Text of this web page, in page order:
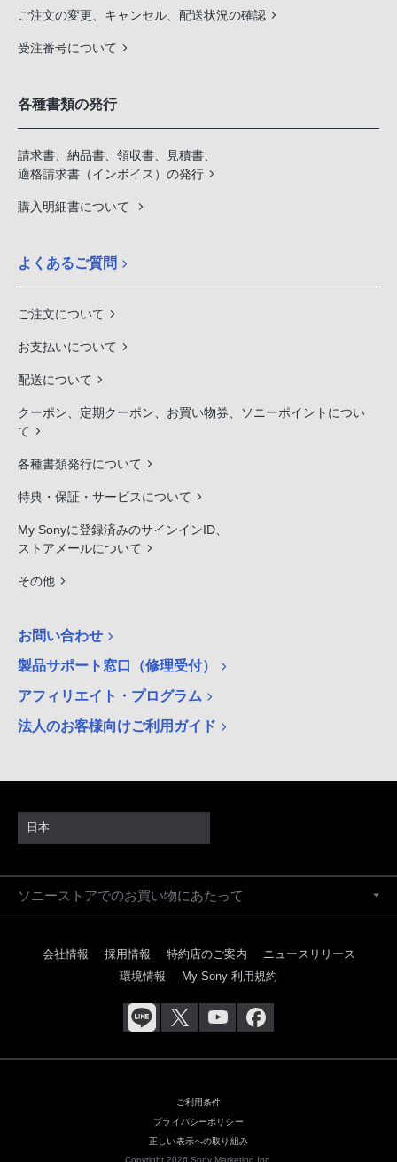
ご注文の変更、キャンセル、配送状況の確認
受注番号について
各種書類の発行
請求書、納品書、領収書、見積書、
適格請求書（インボイス）の発行
購入明細書について
よくあるご質問
ご注文について
お支払いについて
配送について
クーポン、定期クーポン、お買い物券、ソニーポイントについ
て
各種書類発行について
特典・保証・サービスについて
My Sonyに登録済みのサインインID、
ストアメールについて
その他
お問い合わせ
製品サポート窓口（修理受付）
アフィリエイト・プログラム
法人のお客様向けご利用ガイド
日本
ソニーストアでのお買い物にあたって
会社情報 採用情報 特約店のご案内
ニュースリリース
環境情報
My Sony 利用規約
ご利用条件
プライバシーポリシー
正しい表示への取り組み
Copyright 2026 Sony Marketing Inc.